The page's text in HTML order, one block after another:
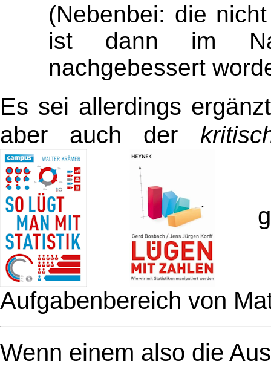
(Nebenbei: die
ist dann im
nachgebessert
Es sei allerdings
aber auch der
Aufgabenbereich von
Wenn einem also die